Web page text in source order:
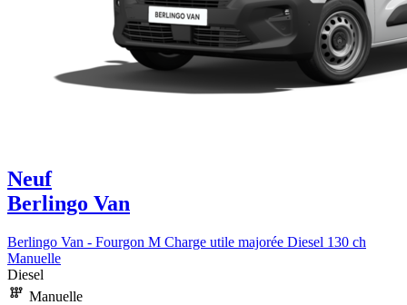
Neuf
Berlingo Van
Berlingo Van - Fourgon M Charge utile majorée Diesel 130 ch
Manuelle
Diesel
Manuelle